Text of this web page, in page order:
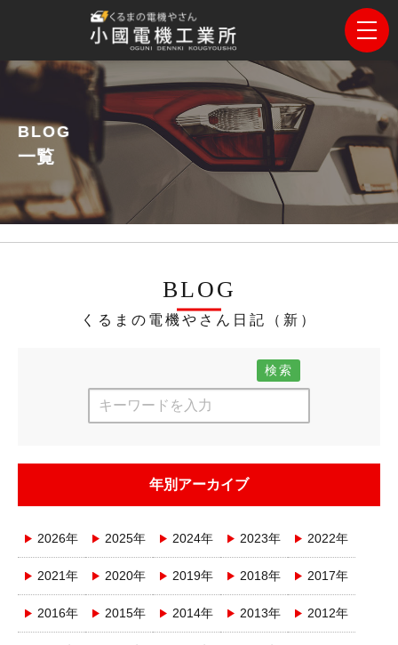
BLOG
一覧
BLOG
くるまの電機やさん日記（新）
検索
年別アーカイブ
2026年 2025年 2024年 2023年 2022年
2021年 2020年 2019年 2018年 2017年
2016年 2015年 2014年 2013年 2012年